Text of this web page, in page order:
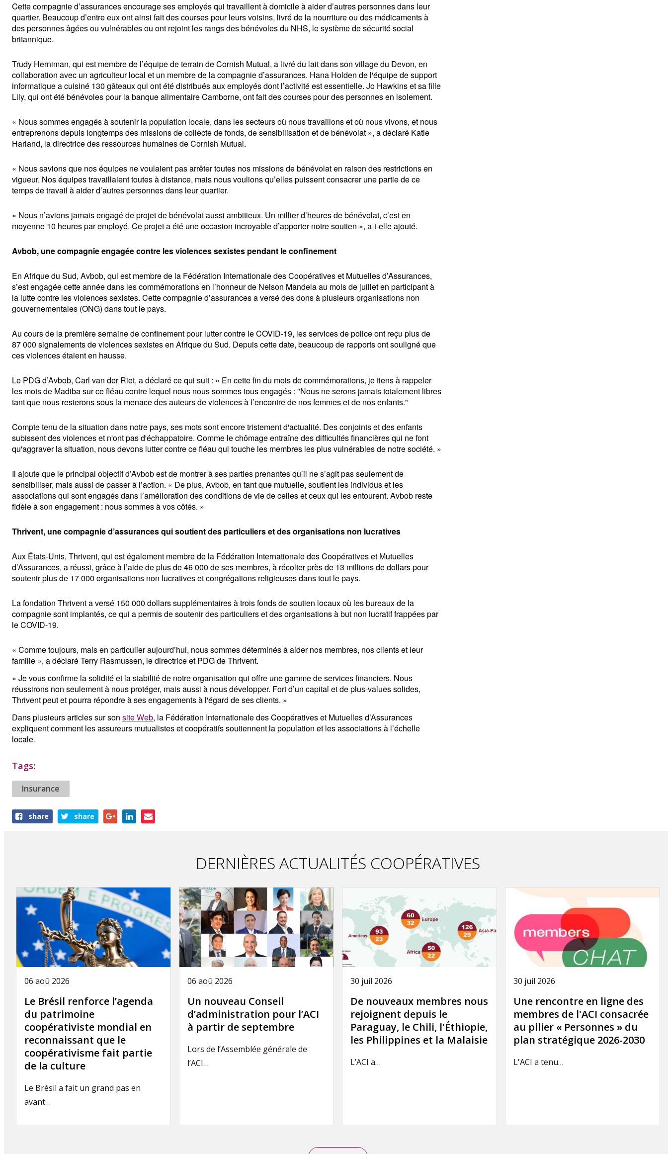
Cette compagnie d’assurances encourage ses employés qui travaillent à domicile à aider d’autres personnes dans leur
quartier. Beaucoup d’entre eux ont ainsi fait des courses pour leurs voisins, livré de la nourriture ou des médicaments à
des personnes âgées ou vulnérables ou ont rejoint les rangs des bénévoles du NHS, le système de sécurité social
britannique.
Trudy Herniman, qui est membre de l’équipe de terrain de Cornish Mutual, a livré du lait dans son village du Devon, en
collaboration avec un agriculteur local et un membre de la compagnie d’assurances. Hana Holden de l'équipe de support
informatique a cuisiné 130 gâteaux qui ont été distribués aux employés dont l’activité est essentielle. Jo Hawkins et sa fille
Lily, qui ont été bénévoles pour la banque alimentaire Camborne, ont fait des courses pour des personnes en isolement.
« Nous sommes engagés à soutenir la population locale, dans les secteurs où nous travaillons et où nous vivons, et nous
entreprenons depuis longtemps des missions de collecte de fonds, de sensibilisation et de bénévolat », a déclaré Katie
Harland, la directrice des ressources humaines de Cornish Mutual.
« Nous savions que nos équipes ne voulaient pas arrêter toutes nos missions de bénévolat en raison des restrictions en
vigueur. Nos équipes travaillaient toutes à distance, mais nous voulions qu’elles puissent consacrer une partie de ce
temps de travail à aider d’autres personnes dans leur quartier.
« Nous n’avions jamais engagé de projet de bénévolat aussi ambitieux. Un millier d’heures de bénévolat, c’est en
moyenne 10 heures par employé. Ce projet a été une occasion incroyable d’apporter notre soutien », a-t-elle ajouté.
Avbob, une compagnie engagée contre les violences sexistes pendant le confinement
En Afrique du Sud, Avbob, qui est membre de la Fédération Internationale des Coopératives et Mutuelles d’Assurances,
s’est engagée cette année dans les commémorations en l’honneur de Nelson Mandela au mois de juillet en participant à
la lutte contre les violences sexistes. Cette compagnie d’assurances a versé des dons à plusieurs organisations non
gouvernementales (ONG) dans tout le pays.
Au cours de la première semaine de confinement pour lutter contre le COVID-19, les services de police ont reçu plus de
87 000 signalements de violences sexistes en Afrique du Sud. Depuis cette date, beaucoup de rapports ont souligné que
ces violences étaient en hausse.
Le PDG d’Avbob, Carl van der Riet, a déclaré ce qui suit : « En cette fin du mois de commémorations, je tiens à rappeler
les mots de Madiba sur ce fléau contre lequel nous nous sommes tous engagés : "Nous ne serons jamais totalement libres
tant que nous resterons sous la menace des auteurs de violences à l’encontre de nos femmes et de nos enfants."
Compte tenu de la situation dans notre pays, ses mots sont encore tristement d'actualité. Des conjoints et des enfants
subissent des violences et n'ont pas d'échappatoire. Comme le chômage entraîne des difficultés financières qui ne font
qu'aggraver la situation, nous devons lutter contre ce fléau qui touche les membres les plus vulnérables de notre société. »
Il ajoute que le principal objectif d’Avbob est de montrer à ses parties prenantes qu’il ne s’agit pas seulement de
sensibiliser, mais aussi de passer à l’action. « De plus, Avbob, en tant que mutuelle, soutient les individus et les
associations qui sont engagés dans l’amélioration des conditions de vie de celles et ceux qui les entourent. Avbob reste
fidèle à son engagement : nous sommes à vos côtés. »
Thrivent, une compagnie d’assurances qui soutient des particuliers et des organisations non lucratives
Aux États-Unis, Thrivent, qui est également membre de la Fédération Internationale des Coopératives et Mutuelles
d’Assurances, a réussi, grâce à l’aide de plus de 46 000 de ses membres, à récolter près de 13 millions de dollars pour
soutenir plus de 17 000 organisations non lucratives et congrégations religieuses dans tout le pays.
La fondation Thrivent a versé 150 000 dollars supplémentaires à trois fonds de soutien locaux où les bureaux de la
compagnie sont implantés, ce qui a permis de soutenir des particuliers et des organisations à but non lucratif frappées par
le COVID-19.
« Comme toujours, mais en particulier aujourd’hui, nous sommes déterminés à aider nos membres, nos clients et leur
famille », a déclaré Terry Rasmussen, le directrice et PDG de Thrivent.
« Je vous confirme la solidité et la stabilité de notre organisation qui offre une gamme de services financiers. Nous
réussirons non seulement à nous protéger, mais aussi à nous développer. Fort d’un capital et de plus-values solides,
Thrivent peut et pourra répondre à ses engagements à l'égard de ses clients. »
Dans plusieurs articles sur son site Web, la Fédération Internationale des Coopératives et Mutuelles d’Assurances
expliquent comment les assureurs mutualistes et coopératifs soutiennent la population et les associations à l’échelle
locale.
Tags:
Insurance
Shareshare share
DERNIÈRES ACTUALITÉS COOPÉRATIVES
06 aoû 2026
Le Brésil renforce l’agenda
du patrimoine
coopérativiste mondial en
reconnaissant que le
coopérativisme fait partie
de la culture
Le Brésil a fait un grand pas en
avant…
06 aoû 2026
Un nouveau Conseil
d’administration pour l’ACI
à partir de septembre
Lors de l’Assemblée générale de
l’ACI…
30 juil 2026
De nouveaux membres nous
rejoignent depuis le
Paraguay, le Chili, l'Éthiopie,
les Philippines et la Malaisie
L’ACI a…
30 juil 2026
Une rencontre en ligne des
membres de l'ACI consacrée
au pilier « Personnes » du
plan stratégique 2026-2030
L'ACI a tenu…